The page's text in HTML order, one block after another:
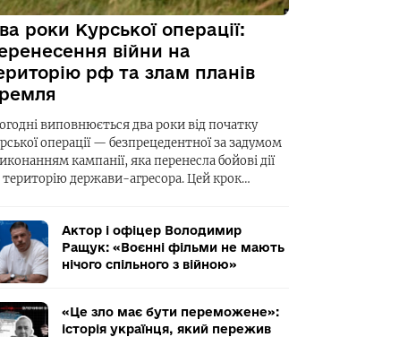
роки Курської операції:
війни на
рф та злам планів
виповнюється два роки від початку
операції — безпрецедентної за задумом
кампанії, яка перенесла бойові дії
територію держави-агресора. Цей крок…
Актор і офіцер Володимир
Ращук: «Воєнні фільми не мають
нічого спільного з війною»
«Це зло має бути переможене»:
історія українця, який пережив